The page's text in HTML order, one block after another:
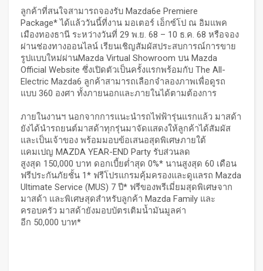
ลูกค้าที่สนใจสามารถจองรับ Mazda6e Premiere
Package* ได้แล้ววันนี้ที่งาน มอเตอร์ เอ็กซ์โป ณ อิมแพค
เมืองทองธานี ระหว่างวันที่ 29 พ.ย. 68 – 10 ธ.ค. 68 หรือจอง
ผ่านช่องทางออนไลน์ เรียนเชิญสัมผัสประสบการณ์การขาย
รูปแบบใหม่ผ่านMazda Virtual Showroom บน Mazda
Official Website ซึ่งเปิดตัวเป็นครั้งแรกพร้อมกับ The All-
Electric Mazda6 ลูกค้าสามารถเลือกจำลองภาพเพื่อดูรถ
แบบ 360 องศา ทั้งภายนอกและภายในได้ตามต้องการ
ภายในงานฯ นอกจากการแนะนำรถไฟฟ้ารุ่นแรกแล้ว มาสด้า
ยังได้นำรถยนต์มาสด้าทุกรุ่นมาจัดแสดงให้ลูกค้าได้สัมผัส
และเป็นเจ้าของ พร้อมมอบข้อเสนอสุดพิเศษภายใต้
แคมเปญ MAZDA YEAR-END Party รับส่วนลด
สูงสุด 150,000 บาท ดอกเบี้ยต่ำสุด 0%* นานสูงสุด 60 เดือน
ฟรีประกันภัยชั้น 1* ฟรีโปรแกรมคุ้มครองและดูแลรถ Mazda
Ultimate Service (MUS) 7 ปี* ฟรีของพรีเมี่ยมสุดพิเศษจาก
มาสด้า และพิเศษสุดสำหรับลูกค้า Mazda Family และ
ครอบครัว มาสด้ายังมอบบัตรเติมน้ำมันมูลค่า
อีก 50,000 บาท*